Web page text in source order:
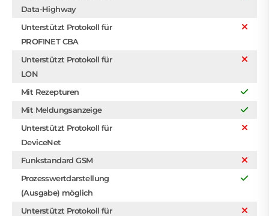
Data-Highway
Unterstützt Protokoll für
PROFINET CBA
Unterstützt Protokoll für
LON
Mit Rezepturen
Mit Meldungsanzeige
Unterstützt Protokoll für
DeviceNet
Funkstandard GSM
Prozesswertdarstellung
(Ausgabe) möglich
Unterstützt Protokoll für